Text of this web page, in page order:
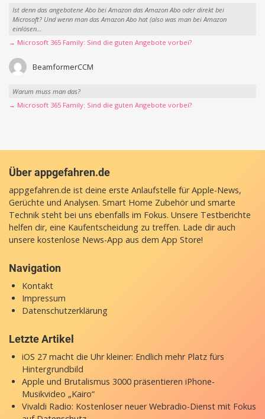
Ist denn das angebotene Abo bei Amazon das Amazon Abo oder direkt bei
Microsoft? Und wenn man das Amazon Abo hat (also was man bei Amazon
einlösen...
→ Microsoft 365 Family: Sind die guten Angebote vorbei?
BeamformerCCM
Warum muss man das?
→ Microsoft 365 Family: Sind die guten Angebote vorbei?
Über appgefahren.de
appgefahren.de ist deine erste Anlaufstelle für Apple-News,
Gerüchte und Analysen. Smart Home Zubehör und smarte
Technik steht bei uns ebenfalls im Fokus. Unsere Testberichte
helfen dir, eine Kaufentscheidung zu treffen. Lade dir auch
unsere kostenlose News-App aus dem App Store!
Navigation
Kontakt
Impressum
Datenschutzerklärung
Letzte Artikel
iOS 27 macht die Uhr kleiner: Endlich mehr Platz fürs
Hintergrundbild
Apple und Brutalismus 3000 präsentieren iPhone-
Musikvideo „Kairo“
Vivaldi Radio: Kostenloser neuer Webradio-Dienst mit Fokus